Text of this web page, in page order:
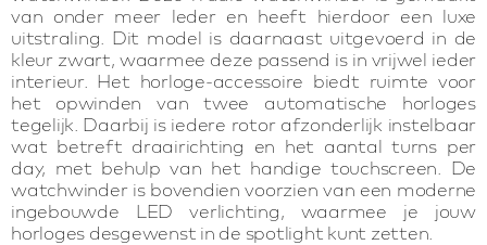
van onder meer leder en heeft hierdoor een luxe
uitstraling. Dit model is daarnaast uitgevoerd in de
kleur zwart, waarmee deze passend is in vrijwel ieder
interieur. Het horloge-accessoire biedt ruimte voor
het opwinden van twee automatische horloges
tegelijk. Daarbij is iedere rotor afzonderlijk instelbaar
wat betreft draairichting en het aantal turns per
day, met behulp van het handige touchscreen. De
watchwinder is bovendien voorzien van een moderne
ingebouwde LED verlichting, waarmee je jouw
horloges desgewenst in de spotlight kunt zetten.